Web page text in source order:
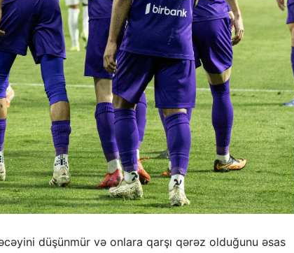
düşünmür və onlara qarşı qərəz olduğunu əsas